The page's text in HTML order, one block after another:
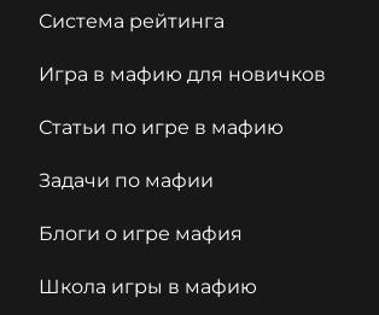
Система рейтинга
Игра в мафию для новичков
Статьи по игре в мафию
Задачи по мафии
Блоги о игре мафия
Школа игры в мафию